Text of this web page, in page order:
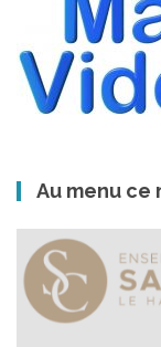
Au menu ce